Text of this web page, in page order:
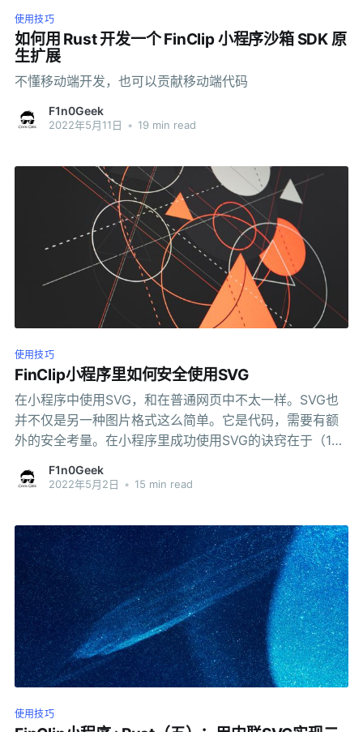
使用技巧
如何用 Rust 开发一个 FinClip 小程序沙箱 SDK 原
生扩展
不懂移动端开发，也可以贡献移动端代码
F1n0Geek
2022年5月11日 • 19 min read
使用技巧
FinClip小程序里如何安全使用SVG
在小程序中使用SVG，和在普通网页中不太一样。SVG也
并不仅是另一种图片格式这么简单。它是代码，需要有额
外的安全考量。在小程序里成功使用SVG的诀窍在于（1）
（3）用对Data URI scheme，（4）把内容转换为
F1n0Geek
2022年5月2日 • 15 min read
使用技巧